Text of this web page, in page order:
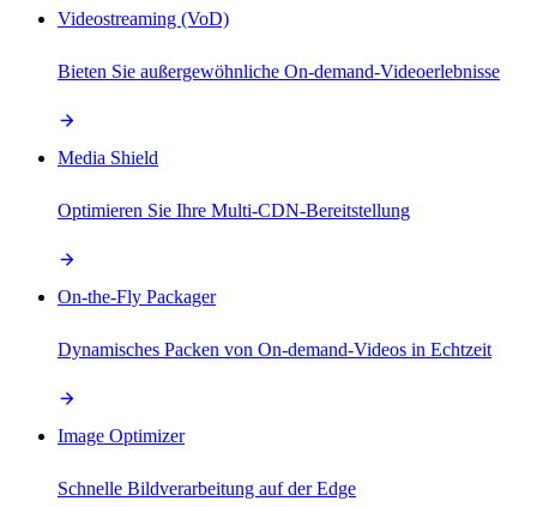
Videostreaming (VoD)
Bieten Sie außergewöhnliche On-demand-Videoerlebnisse
Media Shield
Optimieren Sie Ihre Multi-CDN-Bereitstellung
On-the-Fly Packager
Dynamisches Packen von On-demand-Videos in Echtzeit
Image Optimizer
Schnelle Bildverarbeitung auf der Edge